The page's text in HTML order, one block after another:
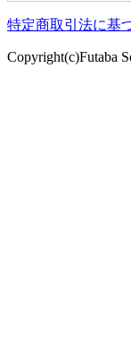
特定商取引法に基
Copyright(c)Futaba